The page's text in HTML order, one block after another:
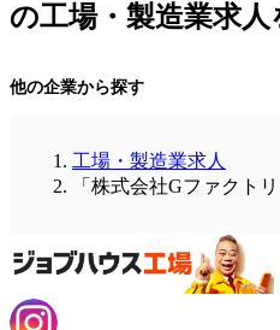
の工場・製造業求
他の企業から探す
工場・製造業求人
「株式会社Gファクト